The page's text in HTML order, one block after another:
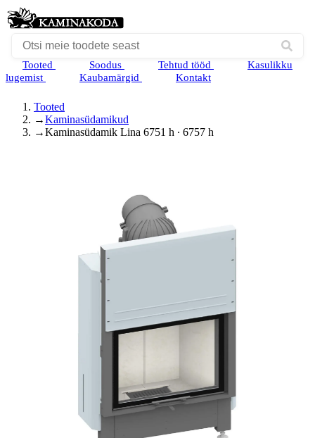
Tooted Soodus Tehtud tööd
Kasulikku
lugemist
Kaubamärgid Kontakt
Tooted
→Kaminasüdamikud
→Kaminasüdamik Lina 6751 h ∙ 6757 h